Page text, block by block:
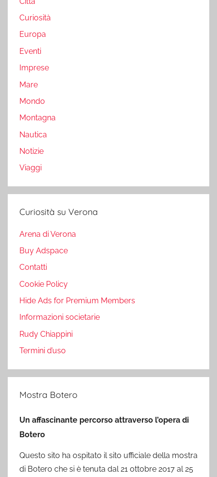
Curiosità
Europa
Eventi
Imprese
Mare
Mondo
Montagna
Nautica
Notizie
Viaggi
Curiosità su Verona
Arena di Verona
Buy Adspace
Contatti
Cookie Policy
Hide Ads for Premium Members
Informazioni societarie
Rudy Chiappini
Termini d’uso
Mostra Botero
Un affascinante percorso attraverso l’opera di
Botero
Questo sito ha ospitato il sito ufficiale della mostra
di Botero che si è tenuta dal 21 ottobre 2017 al 25